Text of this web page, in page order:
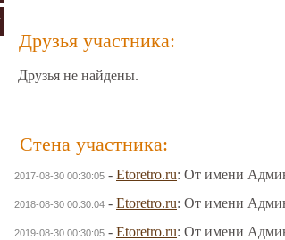
Друзья участника:
Друзья не найдены.
Стена участника:
2017-08-30 00:30:05 - Etoretro.ru: От имени
2018-08-30 00:30:04 - Etoretro.ru: От имени
2019-08-30 00:30:05 - Etoretro.ru: От имени